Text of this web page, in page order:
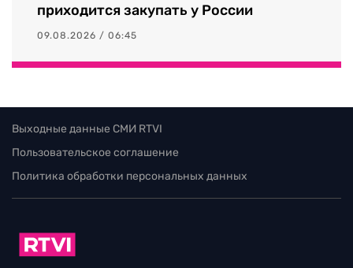
приходится закупать у России
09.08.2026 / 06:45
Выходные данные СМИ RTVI
Пользовательское соглашение
Политика обработки персональных данных